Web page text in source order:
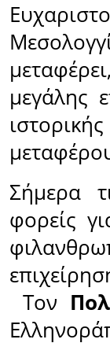
μεγάλης
Σήμερα
φορείς
Τον